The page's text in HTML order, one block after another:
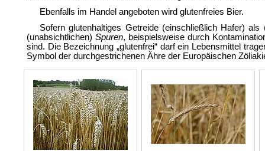
Ebenfalls im Handel angeboten wird glutenfreies Bier.
Sofern glutenhaltiges Getreide (einschließlich Hafer)
(unabsichtlichen) Spuren, beispielsweise durch
sind. Die Bezeichnung „glutenfrei“ darf ein Lebensmittel
Symbol der durchgestrichenen Ähre der Europäischen